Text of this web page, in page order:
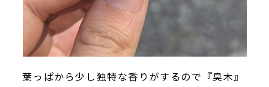
葉っぱから少し独特な香りがするので『臭木』